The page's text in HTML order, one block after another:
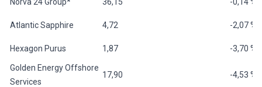
Atlantic Sapphire 4,72 -2,07 %
Hexagon Purus 1,87 -3,70 %
Golden Energy Offshore
Services
17,90 -4,53 %